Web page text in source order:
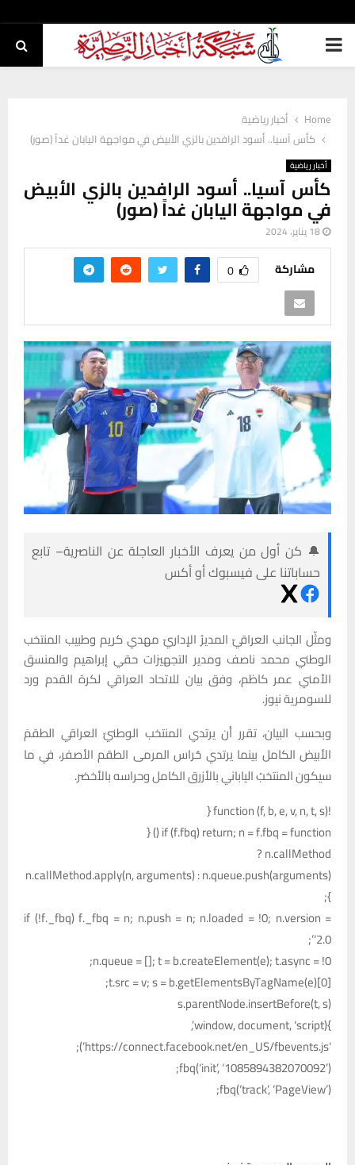
PRIMARY
Home
أخبار رياضية
كأس آسيا.. أسود الرافدين بالزي الأبيض في مواجهة اليابان غداً (صور)
أخبار رياضية
كأس آسيا.. أسود الرافدين بالزي الأبيض
في مواجهة اليابان غداً (صور)
18 يناير، 2024
مشاركة 0
🔔 كن أول من يعرف الأخبار العاجلة عن الناصرية– تابع
حساباتنا على فيسبوك أو أكس
ومثّل الجانب العراقيّ المديرُ الإداريّ مهدي كريم وطبيب المنتخب
الوطني محمد ناصف ومدير التجهيزات حقي إبراهيم والمنسق
الأمني عمر كاظم، وفق بيان للاتحاد العراقي لكرة القدم ورد
للسومرية نيوز.
وبحسب البيان، تقرر أن يرتدي المنتخب الوطنيّ العراقي الطقمَ
الأبيض الكامل بينما يرتدي حُراس المرمى الطقم الأصفر، في ما
سيكون المنتخبُ الياباني بالأزرق الكامل وحراسه بالأخضر.
!function (f, b, e, v, n, t, s) {
if (f.fbq) return; n = f.fbq = function () {
n.callMethod ?
n.callMethod.apply(n, arguments) : n.queue.push(arguments)
};
if (!f._fbq) f._fbq = n; n.push = n; n.loaded = !0; n.version =
‘2.0’;
n.queue = []; t = b.createElement(e); t.async = !0;
t.src = v; s = b.getElementsByTagName(e)[0];
s.parentNode.insertBefore(t, s)
}(window, document, ‘script’,
‘https://connect.facebook.net/en_US/fbevents.js’);
fbq(‘init’, ‘1085894382070092’);
fbq(‘track’, ‘PageView’);